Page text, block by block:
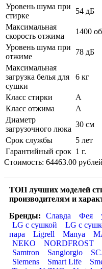
Уровень шума при
стирке
54 дБ
Максимальная
скорость отжима
1400
Уровень шума при
отжиме
78 дБ
Максимальная
загрузка белья для
сушки
6 кг
Класс стирки
A
Класс отжима
A
Диаметр
загрузочного люка
30 см
Срок службы
5 лет
Гарантийный срок 1 г.
Стоимость: 64463.00 рублей
ТОП лучших моделей
производителям и
Бренды:
Славда Фея
LG с сушкой
LG с
пара
Ligrell Manya
NEKO
NORDFROST
Samtron
Sangiorgio
Siemens
Smart Life